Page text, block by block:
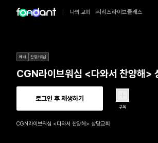
나의 교회 시리즈라이브클래스
예배 찬양/워십
CGN라이브워십 <다와서 찬양해>
로그인 후 재생하기
구독
CGN라이브워십 <다와서 찬양해> 상당교회